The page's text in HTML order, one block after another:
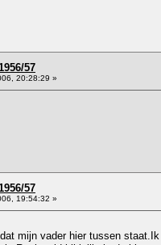
57
20:28:29 »
57
19:54:32 »
mijn vader hier tussen